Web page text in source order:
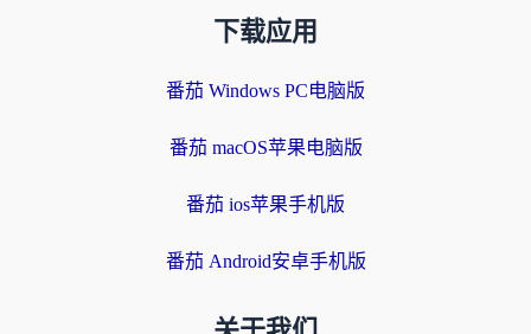
下载应用
番茄 Windows PC电脑版
番茄 macOS苹果电脑版
番茄 ios苹果手机版
番茄 Android安卓手机版